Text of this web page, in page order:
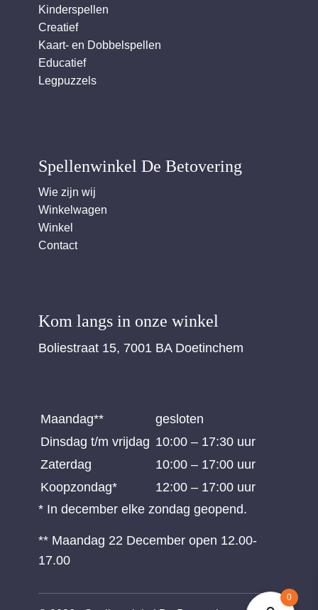
0
Kinderspellen
Creatief
Kaart- en Dobbelspellen
Educatief
Legpuzzels
Spellenwinkel De Betover​ing
Wie zijn wij
Winkelwagen
Winkel
Contact
Kom langs in onze winkel
Boliestraat 15, 7001 BA Doetinchem
Maandag**
gesloten
Dinsdag t/m vrijdag 10:00 – 17:30 uur
Zaterdag
10:00 – 17:00 uur
Koopzondag*
12:00 – 17:00 uur
* In december elke zondag geopend.
** Maandag 22 December open 12.00-
17.00